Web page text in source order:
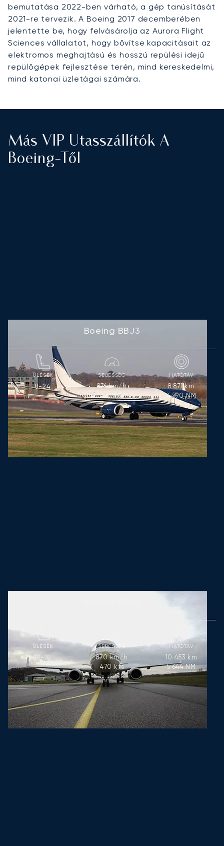
bemutatása 2022-ben várható, a gép tanúsítását
2021-re tervezik. A Boeing 2017 decemberében
jelentette be, hogy felvásárolja az Aurora Flight
Sciences vállalatot, hogy bővítse kapacitásait az
elektromos meghajtású és hosszú repülési idejű
repülőgépek fejlesztése terén, mind kereskedelmi,
mind katonai üzletágai számára.
Más VIP Utasszállítók A
Boeing-Től
Boeing BBJ3
ÜLÉSEK
8-24
SEBESSÉG
876km/h
473kts
HATÓTÁV
8 871 km
4 790NM
ÜLÉSEK
19-78
SEBESSÉG
870km/h
470 kts
HATÓTÁV
10 453 km
5 644NM